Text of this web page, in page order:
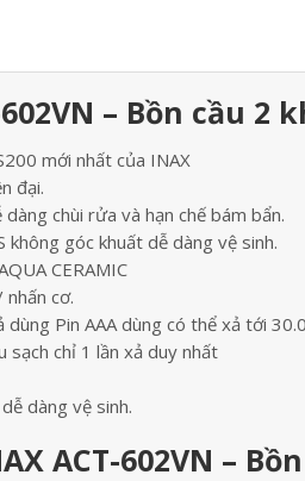
– Bồn cầu 2
mới nhất của INAX
đại.
chùi rửa và hạn chế bám bẩn.
không góc khuất dễ dàng vệ sinh.
CERAMIC
cơ.
Pin AAA dùng có thể xả tới
sạch chỉ 1 lần xả duy nhất
dàng vệ sinh.
ACT-602VN –